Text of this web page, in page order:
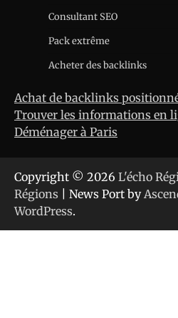
Consultant SEO
Pack extrême
Acheter des backlinks
Achat de backlinks
Trouver les informations en
Déménager à Paris
Copyright © 2026 L'écho
Régions | News Port by
WordPress.